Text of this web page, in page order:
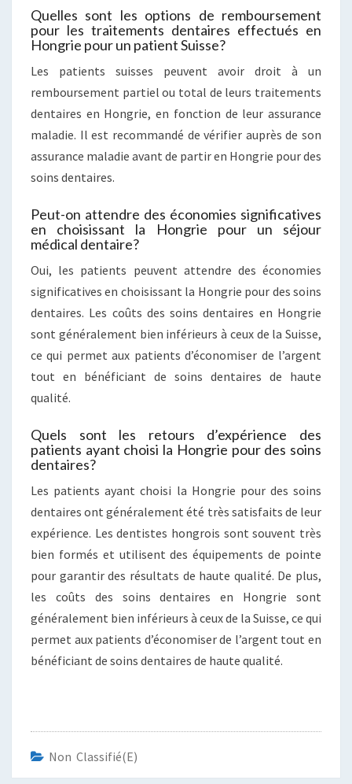
Quelles sont les options de remboursement
pour les traitements dentaires effectués en
Hongrie pour un patient Suisse?
Les patients suisses peuvent avoir droit à un
remboursement partiel ou total de leurs traitements
dentaires en Hongrie, en fonction de leur assurance
maladie. Il est recommandé de vérifier auprès de son
assurance maladie avant de partir en Hongrie pour des
soins dentaires.
Peut-on attendre des économies significatives
en choisissant la Hongrie pour un séjour
médical dentaire?
Oui, les patients peuvent attendre des économies
significatives en choisissant la Hongrie pour des soins
dentaires. Les coûts des soins dentaires en Hongrie
sont généralement bien inférieurs à ceux de la Suisse,
ce qui permet aux patients d’économiser de l’argent
tout en bénéficiant de soins dentaires de haute
qualité.
Quels sont les retours d’expérience des
patients ayant choisi la Hongrie pour des soins
dentaires?
Les patients ayant choisi la Hongrie pour des soins
dentaires ont généralement été très satisfaits de leur
expérience. Les dentistes hongrois sont souvent très
bien formés et utilisent des équipements de pointe
pour garantir des résultats de haute qualité. De plus,
les coûts des soins dentaires en Hongrie sont
généralement bien inférieurs à ceux de la Suisse, ce qui
permet aux patients d’économiser de l’argent tout en
bénéficiant de soins dentaires de haute qualité.
Non Classifié(e)